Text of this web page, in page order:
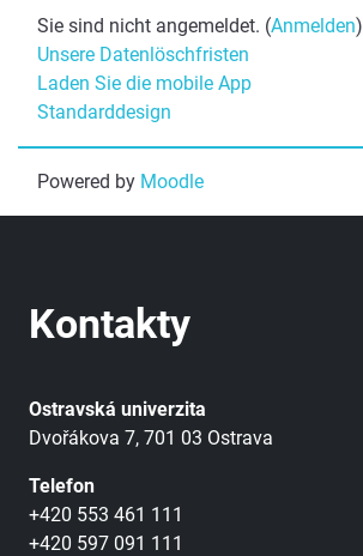
Sie sind nicht angemeldet. (Anmelden)
Unsere Datenlöschfristen
Laden Sie die mobile App
Standarddesign
Powered by Moodle
Kontakty
Ostravská univerzita
Dvořákova 7, 701 03 Ostrava
Telefon
+420 553 461 111
+420 597 091 111